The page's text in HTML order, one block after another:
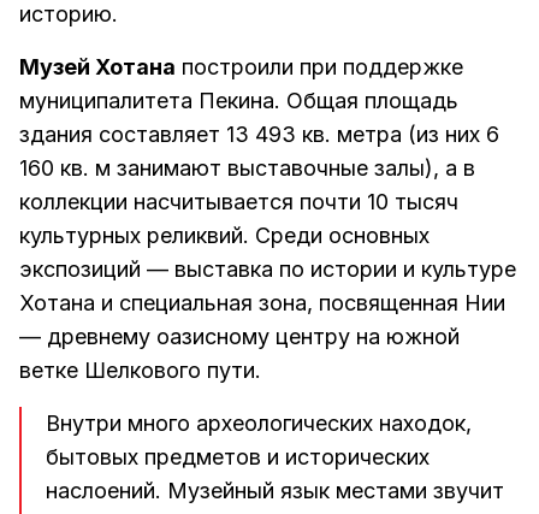
историю.
Музей Хотана построили при поддержке
муниципалитета Пекина. Общая площадь
здания составляет 13 493 кв. метра (из них 6
160 кв. м занимают выставочные залы), а в
коллекции насчитывается почти 10 тысяч
культурных реликвий. Среди основных
экспозиций — выставка по истории и культуре
Хотана и специальная зона, посвященная Нии
— древнему оазисному центру на южной
ветке Шелкового пути.
Внутри много археологических находок,
бытовых предметов и исторических
наслоений. Музейный язык местами звучит